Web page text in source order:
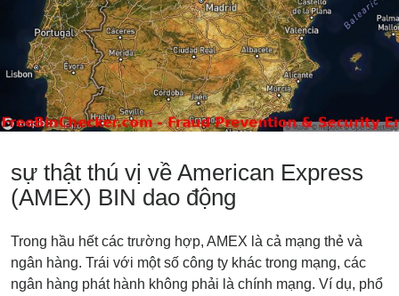
sự thật thú vị về American Express
(AMEX) BIN dao động
Trong hầu hết các trường hợp, AMEX là cả mạng thẻ và
ngân hàng. Trái với một số công ty khác trong mạng, các
ngân hàng phát hành không phải là chính mạng. Ví dụ, phổ